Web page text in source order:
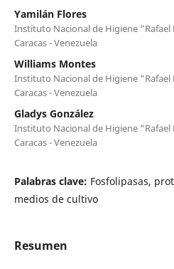
Yamilán Flores
Instituto Nacional de Higiene “Rafael
Caracas - Venezuela
Williams Montes
Instituto Nacional de Higiene “Rafael
Caracas - Venezuela
Gladys González
Instituto Nacional de Higiene “Rafael
Caracas - Venezuela
Palabras clave: Fosfolipasas,
medios de cultivo
Resumen